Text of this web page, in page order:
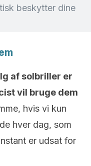
beskytter dine
af solbriller er
vil bruge dem
hvis vi kun
hver dag, som
er udsat for